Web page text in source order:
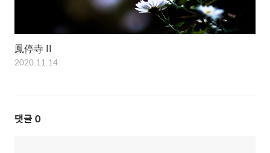
鳳停寺 II
2020.11.14
댓글 0